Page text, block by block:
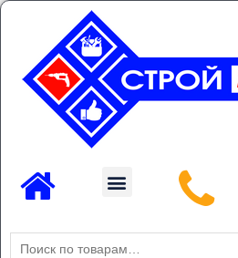
Перейти
содержимому
Menu
Искать: